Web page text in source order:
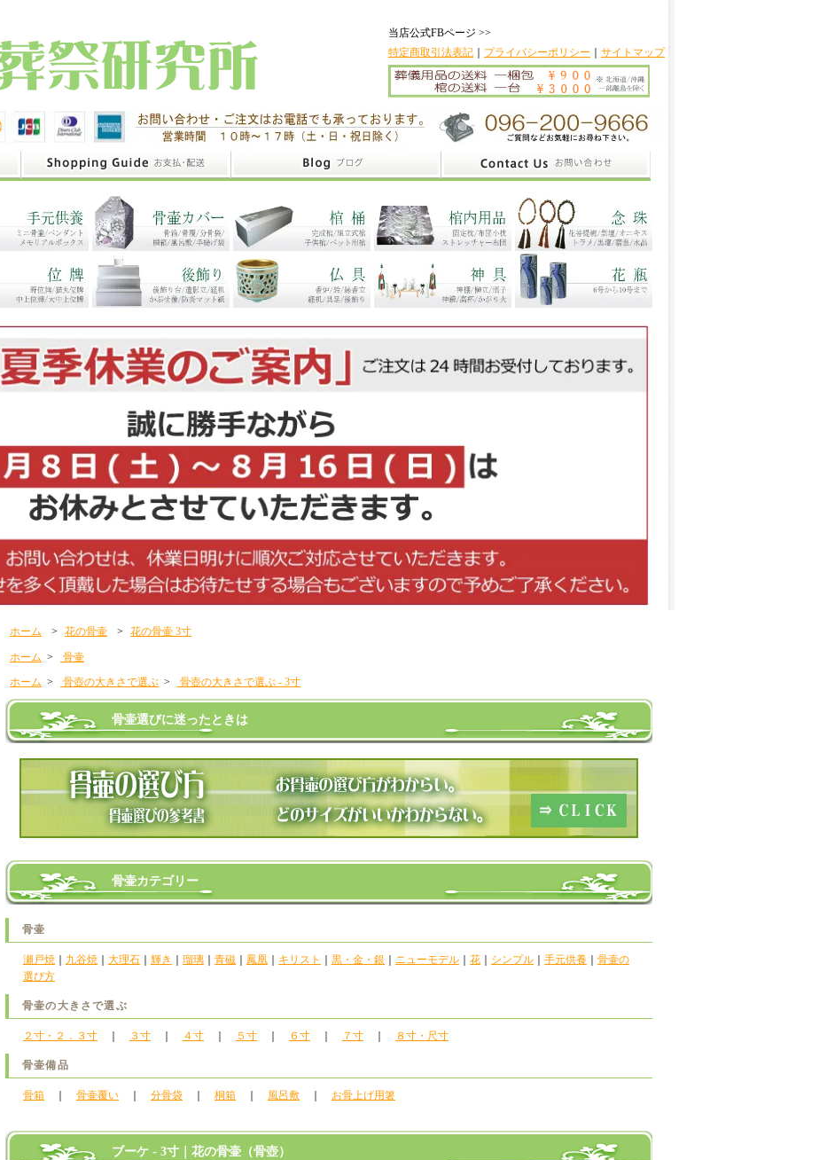
当店公式FBページ >>
特定商取引法表記
プライバシーポリシー サイトマップ
ホーム > 花の骨壷 > 花の骨壷 3寸
ホーム >
骨壷
ホーム > 骨壺の大きさで選ぶ > 骨壺の大きさで選ぶ - 3寸
骨壷選びに迷ったときは
骨壷カテゴリー
骨壷
瀬戸焼 九谷焼 大理石 輝き 瑠璃 青磁 鳳凰 キリスト 黒・金・銀 ニューモデル 花 シンプル 手元供養
骨壷の
選び方
骨壷の大きさで選ぶ
２寸・２．３寸 ３寸 ４寸 ５寸 ６寸 ７寸 ８寸・尺寸
骨壷備品
骨箱 骨壷覆い 分骨袋 桐箱 風呂敷 お骨上げ用箸
ブーケ - 3寸｜花の骨壷（骨壺）